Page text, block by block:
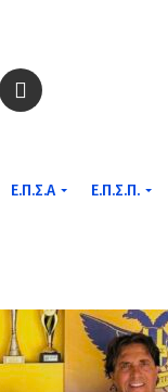
Ε.Π.Σ.Α Ε.Π.Σ.Π.